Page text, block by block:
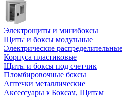
Электрощиты и минибоксы
Щиты и боксы модульные
Электрические
Корпуса пластиковые
Щиты и боксы под счетчик
Пломбировочные боксы
Аптечки металлические
Аксессуары к Боксам, Щитам